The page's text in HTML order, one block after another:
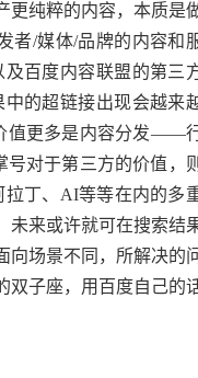
更纯粹的内容，本质是
者/媒体/品牌的内容和
百度内容联盟的第三
的超链接出现会越来
值更多是内容分发——
对于第三方的价值，则
丁、AI等等在内的多
未来或许就可在搜索结
向场景不同，所解决的
双子座，用百度自己的